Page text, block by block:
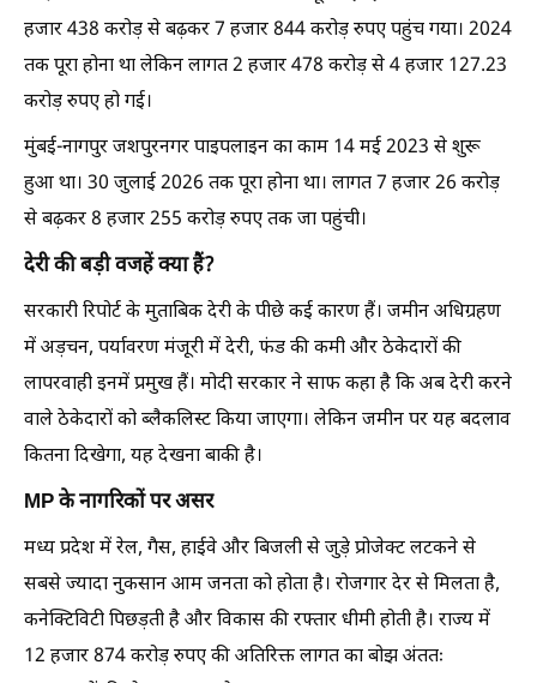
हजार 438 करोड़ से बढ़कर 7 हजार 844 करोड़ रुपए पहुंच गया। 2024
तक पूरा होना था लेकिन लागत 2 हजार 478 करोड़ से 4 हजार 127.23
करोड़ रुपए हो गई।
मुंबई-नागपुर जशपुरनगर पाइपलाइन का काम 14 मई 2023 से शुरू
हुआ था। 30 जुलाई 2026 तक पूरा होना था। लागत 7 हजार 26 करोड़
से बढ़कर 8 हजार 255 करोड़ रुपए तक जा पहुंची।
देरी की बड़ी वजहें क्या हैं?
सरकारी रिपोर्ट के मुताबिक देरी के पीछे कई कारण हैं। जमीन अधिग्रहण
में अड़चन, पर्यावरण मंजूरी में देरी, फंड की कमी और ठेकेदारों की
लापरवाही इनमें प्रमुख हैं। मोदी सरकार ने साफ कहा है कि अब देरी करने
वाले ठेकेदारों को ब्लैकलिस्ट किया जाएगा। लेकिन जमीन पर यह बदलाव
कितना दिखेगा, यह देखना बाकी है।
MP के नागरिकों पर असर
मध्य प्रदेश में रेल, गैस, हाईवे और बिजली से जुड़े प्रोजेक्ट लटकने से
सबसे ज्यादा नुकसान आम जनता को होता है। रोजगार देर से मिलता है,
कनेक्टिविटी पिछड़ती है और विकास की रफ्तार धीमी होती है। राज्य में
12 हजार 874 करोड़ रुपए की अतिरिक्त लागत का बोझ अंततः